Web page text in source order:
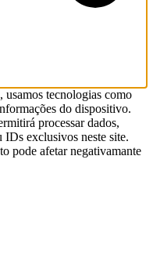
usamos tecnologias como
do dispositivo.
processar dados,
IDs exclusivos neste site.
pode afetar negativamante